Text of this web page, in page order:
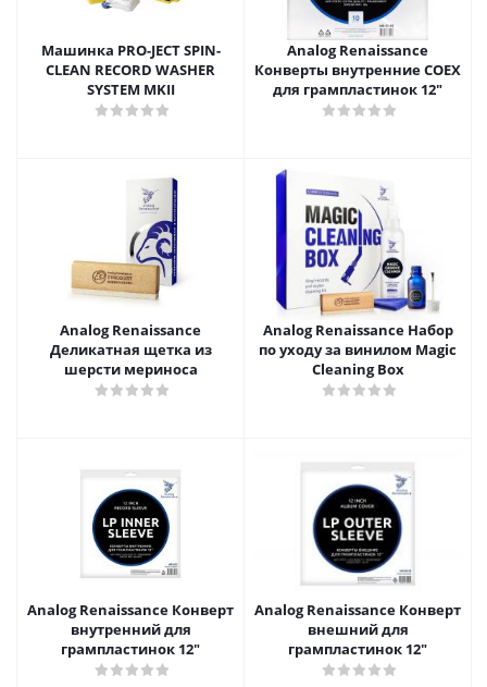
Машинка PRO-JECT SPIN-
CLEAN RECORD WASHER
SYSTEM MKII
Analog Renaissance
Конверты внутренние COEX
для грампластинок 12"
Analog Renaissance
Деликатная щетка из
шерсти мериноса
Analog Renaissance Набор
по уходу за винилом Magic
Cleaning Box
Analog Renaissance Конверт
внутренний для
грампластинок 12"
Analog Renaissance Конверт
внешний для
грампластинок 12"